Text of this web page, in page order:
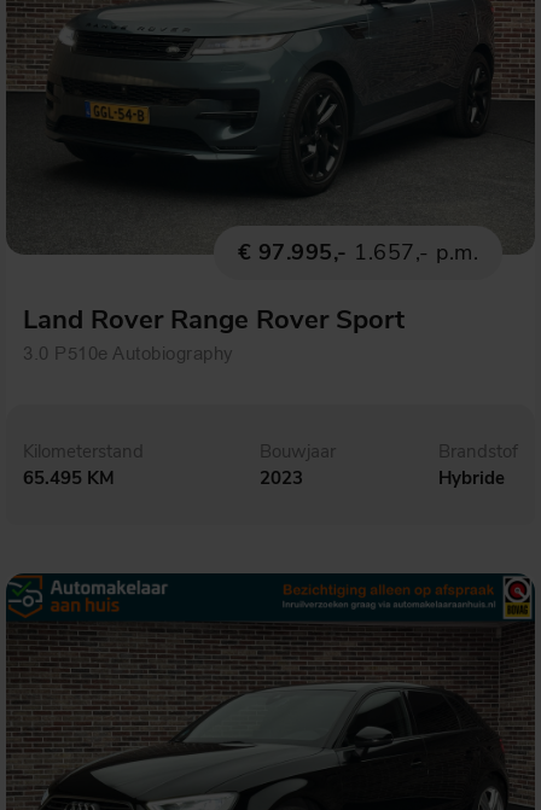
€ 97.995,- 1.657,- p.m.
Land Rover Range Rover Sport
3.0 P510e Autobiography
Kilometerstand
65.495 KM
Bouwjaar
2023
Brandstof
Hybride